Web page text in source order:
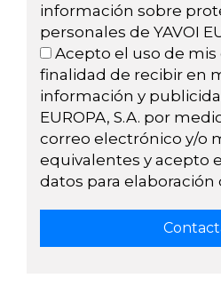
información sobre
personales de YAVOI
Acepto el uso de mis
finalidad de recibir en
información y
EUROPA, S.A. por
correo electrónico y/o
equivalentes y acepto
datos para elaboración